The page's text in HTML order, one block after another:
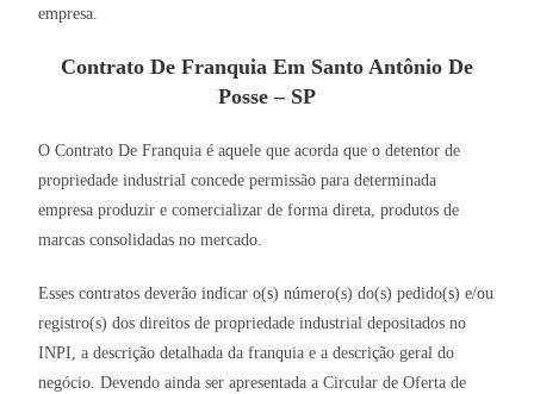
empresa.
Contrato De Franquia Em Santo Antônio De
Posse – SP
O Contrato De Franquia é aquele que acorda que o detentor de
propriedade industrial concede permissão para determinada
empresa produzir e comercializar de forma direta, produtos de
marcas consolidadas no mercado.
Esses contratos deverão indicar o(s) número(s) do(s) pedido(s) e/ou
registro(s) dos direitos de propriedade industrial depositados no
INPI, a descrição detalhada da franquia e a descrição geral do
negócio. Devendo ainda ser apresentada a Circular de Oferta de